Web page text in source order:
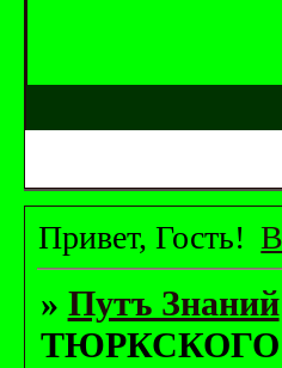
Привет, Гость!
» Путъ Знаний